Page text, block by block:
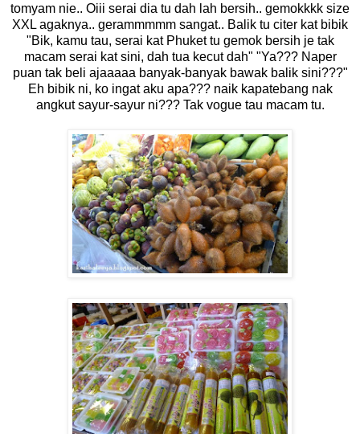
tomyam nie.. Oiii serai dia tu dah lah bersih.. gemokkkk size
XXL agaknya.. gerammmmm sangat.. Balik tu citer kat bibik
"Bik, kamu tau, serai kat Phuket tu gemok bersih je tak
macam serai kat sini, dah tua kecut dah" "Ya??? Naper
puan tak beli ajaaaaa banyak-banyak bawak balik sini???"
Eh bibik ni, ko ingat aku apa??? naik kapatebang nak
angkut sayur-sayur ni??? Tak vogue tau macam tu.